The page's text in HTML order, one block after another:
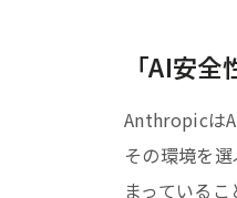
「AI安
Anthropicは
その環境を
まっているこ